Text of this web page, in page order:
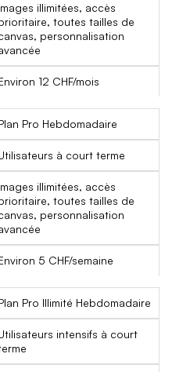
illimitées, accès
toutes tailles de
personnalisation
12 CHF/mois
Pro Hebdomadaire
à court terme
illimitées, accès
toutes tailles de
personnalisation
5 CHF/semaine
Pro Illimité Hebdomadaire
intensifs à court